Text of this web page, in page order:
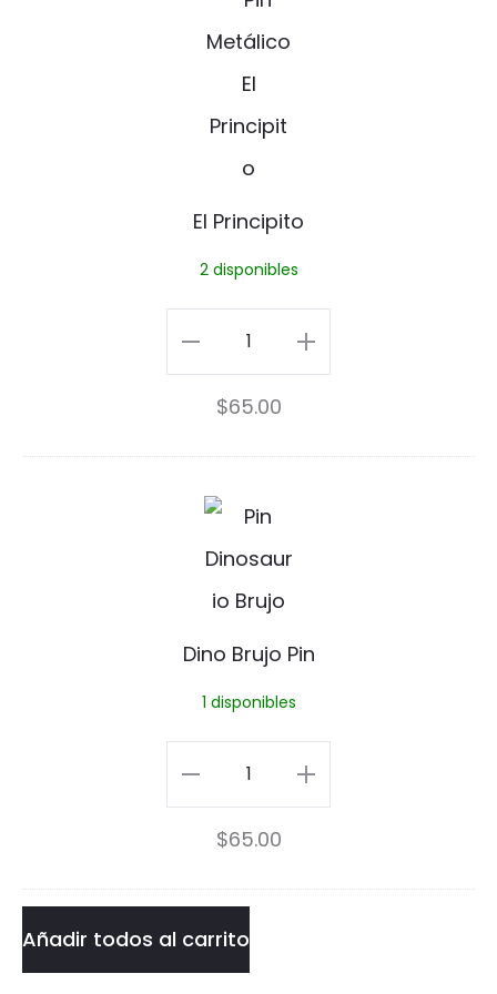
l
P
r
i
i
i
t
o
El Principito
2 disponibles
El
Principito
cantidad
$65.00
D
i
n
r
j
o
P
n
Dino Brujo Pin
1 disponibles
Dino
Brujo
cantidad
$65.00
Añadir todos al carrito